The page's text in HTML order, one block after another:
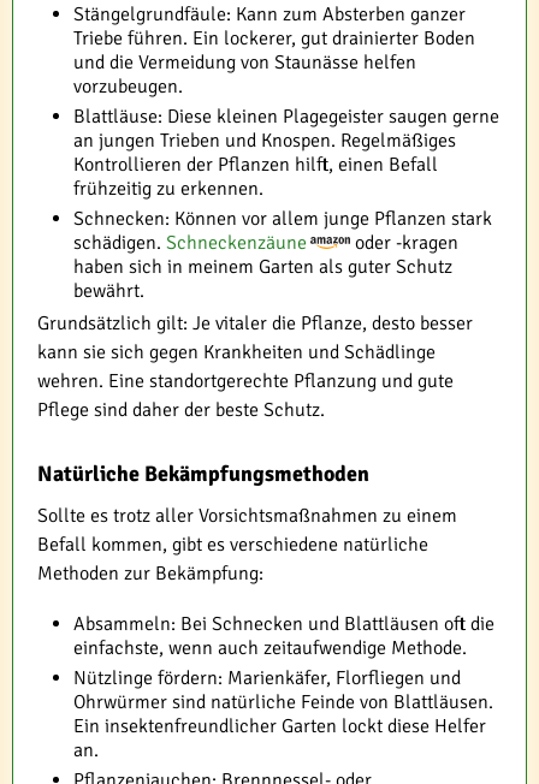
Stängelgrundfäule: Kann zum Absterben ganzer
Triebe führen. Ein lockerer, gut drainierter Boden
und die Vermeidung von Staunässe helfen
vorzubeugen.
Blattläuse: Diese kleinen Plagegeister saugen gerne
an jungen Trieben und Knospen. Regelmäßiges
Kontrollieren der Pflanzen hilft, einen Befall
frühzeitig zu erkennen.
Schnecken: Können vor allem junge Pflanzen stark
schädigen. Schneckenzäune
oder -kragen
haben sich in meinem Garten als guter Schutz
bewährt.
Grundsätzlich gilt: Je vitaler die Pflanze, desto besser
kann sie sich gegen Krankheiten und Schädlinge
wehren. Eine standortgerechte Pflanzung und gute
Pflege sind daher der beste Schutz.
Natürliche Bekämpfungsmethoden
Sollte es trotz aller Vorsichtsmaßnahmen zu einem
Befall kommen, gibt es verschiedene natürliche
Methoden zur Bekämpfung:
Absammeln: Bei Schnecken und Blattläusen oft die
einfachste, wenn auch zeitaufwendige Methode.
Nützlinge fördern: Marienkäfer, Florfliegen und
Ohrwürmer sind natürliche Feinde von Blattläusen.
Ein insektenfreundlicher Garten lockt diese Helfer
an.